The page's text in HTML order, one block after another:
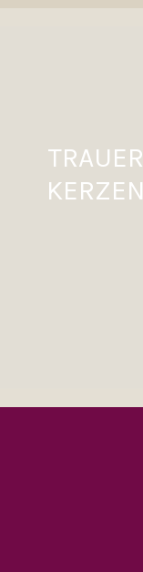
TRAUER
KERZEN